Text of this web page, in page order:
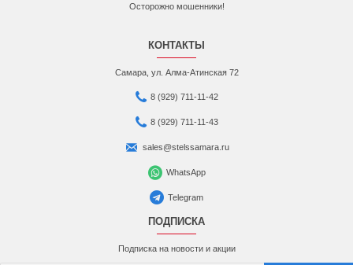
Осторожно мошенники!
КОНТАКТЫ
Самара, ул. Алма-Атинская 72
8 (929) 711-11-42
8 (929) 711-11-43
sales@stelssamara.ru
WhatsApp
Telegram
ПОДПИСКА
Подписка на новости и акции